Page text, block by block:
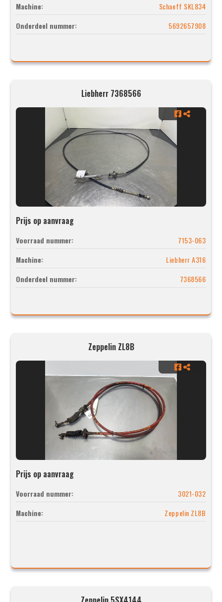
Machine:
Schaeff SKL834
Onderdeel nummer:
5692657908
Liebherr 7368566
Prijs op aanvraag
Voorraad nummer:
7153-063
Machine:
Liebherr A316
Onderdeel nummer:
7368566
Zeppelin ZL8B
Prijs op aanvraag
Voorraad nummer:
3021-032
Machine:
Zeppelin ZL8B